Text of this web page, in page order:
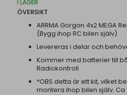
I LAGER
ÖVERSIKT
ARRMA Gorgon 4x2 MEGA
(Bygg ihop RC bilen själv)
Levereras i delar och
Kommer med batterier till
Radiokontroll
*OBS detta är ett kit, vilket
montera ihop bilen själv. Ca